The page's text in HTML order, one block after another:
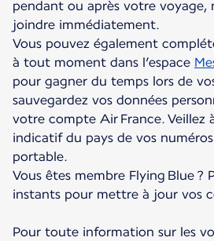
pendant ou après votre voyage,
joindre immédiatement.
Vous pouvez également
à tout moment dans l’espace
pour gagner du temps lors de
sauvegardez vos données
votre compte Air France. Veillez
indicatif du pays de vos
portable.
Vous êtes membre Flying Blue ?
instants pour mettre à jour vos
Pour toute information sur les